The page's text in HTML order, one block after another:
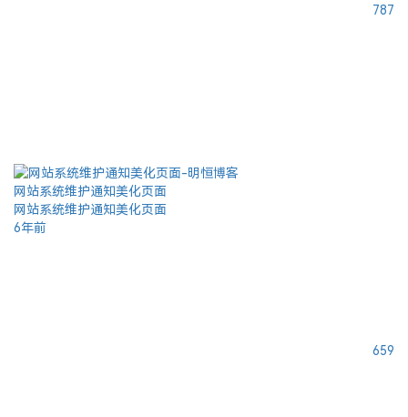
787
网站系统维护通知美化页面
网站系统维护通知美化页面
6年前
659